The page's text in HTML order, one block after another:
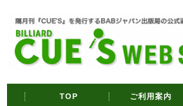
TOP ご利用案内